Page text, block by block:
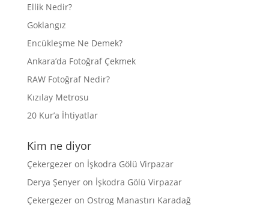
Ellik Nedir?
Goklangız
Encükleşme Ne Demek?
Ankara’da Fotoğraf Çekmek
RAW Fotoğraf Nedir?
Kızılay Metrosu
20 Kur’a İhtiyatlar
Kim ne diyor
Çekergezeron İşkodra Gölü Virpazar
Derya Şenyeron İşkodra Gölü Virpazar
Çekergezeron Ostrog Manastırı Karadağ